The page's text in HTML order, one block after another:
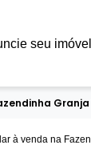
seu imóvel